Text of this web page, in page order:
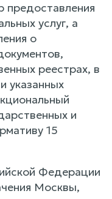
предоставления
услуг, а
о
реестрах, в
указанных
и
15
Федерации
Москвы,